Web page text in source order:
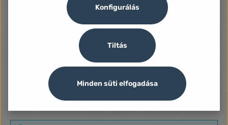
SZÁMÍTÁSTECHNIKA, PERIFÉRIÁK, HÁLÓZAT, UPS
SZÉPSÉGÁPOLÁS, EGÉSZSÉGMEGŐRZÉS, HIGIÉNIA
TABLET, MOBILTELEFON, OKOSÓRA
TELEVÍZIÓ, JÁTÉKKONZOL, SZÓRAKOZÁS
Szűrő
Tiltás
Konfigurálás
Minden süti elfogadása